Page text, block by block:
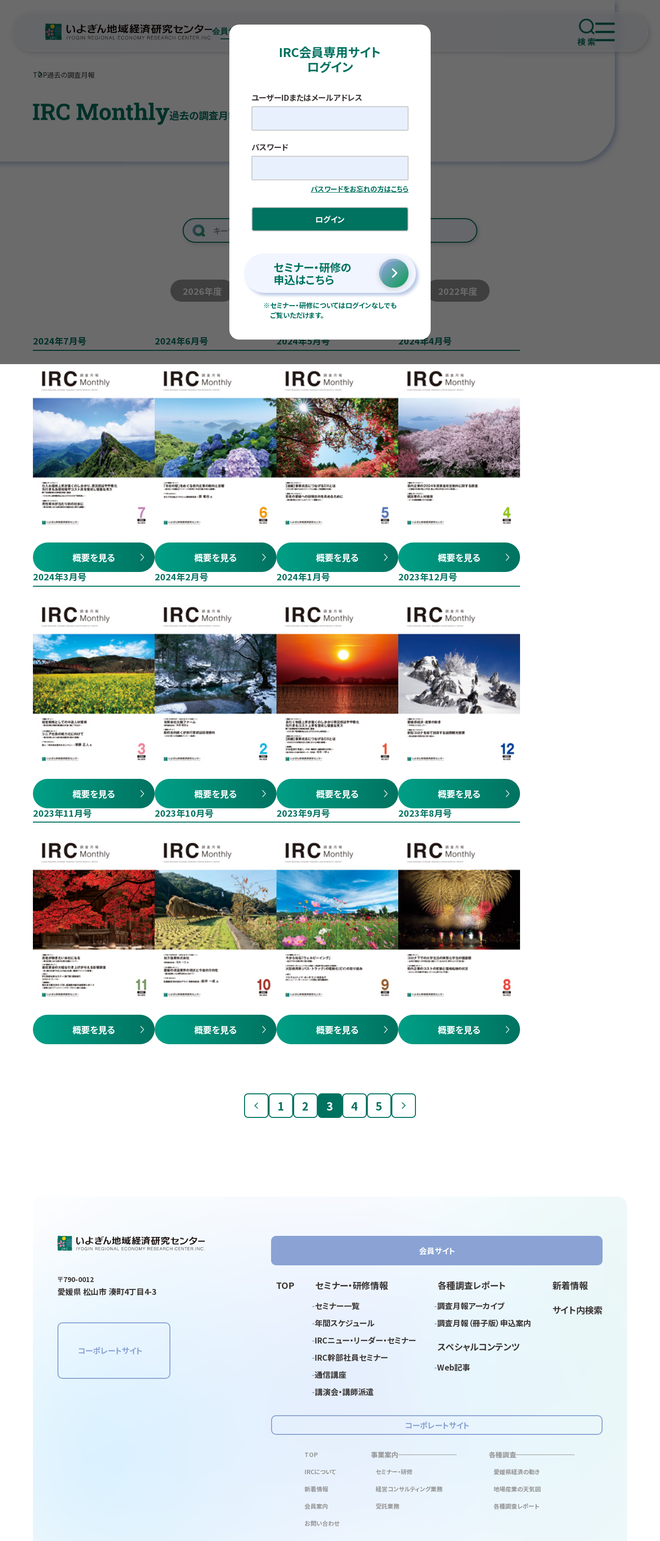
IRC会員専用サイト
ログイン
ユーザーIDまたはメールアドレス
パスワード
パスワードをお忘れの方はこちら
ログイン
セミナー・研修の
申込はこちら
※セミナー・研修についてはログインなしでも
ご覧いただけます。
TOP過去の調査月報
過去の調査月報
2026年度 2025年度 2024年度 2023年度 2022年度
2024年7月号
概要を見る
2024年6月号
概要を見る
2024年5月号
概要を見る
2024年4月号
概要を見る
2024年3月号
概要を見る
2024年2月号
概要を見る
2024年1月号
概要を見る
2023年12月号
概要を見る
2023年11月号
概要を見る
2023年10月号
概要を見る
2023年9月号
概要を見る
2023年8月号
概要を見る
1 2 3 4 5
〒790-0012
愛媛県 松山市 湊町4丁目4-3
コーポレートサイト
会員サイト
TOP セミナー・研修情報
セミナー一覧
年間スケジュール
IRCニュー・リーダー・セミナー
IRC幹部社員セミナー
通信講座
講演会・講師派遣
各種調査レポート
調査月報アーカイブ
調査月報（冊子版）申込案内
スペシャルコンテンツ
Web記事
新着情報
サイト内検索
コーポレートサイト
TOP
IRCについて
新着情報
会員案内
お問い合わせ
事業案内
セミナー・研修
経営コンサルティング業務
受託業務
各種調査
愛媛県経済の動き
地場産業の天気図
各種調査レポート